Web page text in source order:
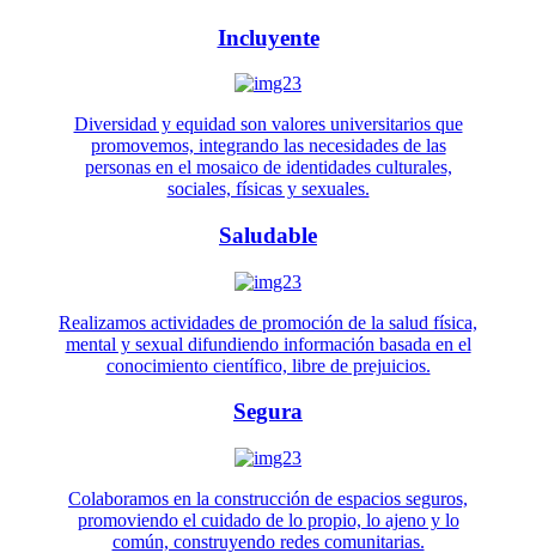
Incluyente
Diversidad y equidad son valores universitarios que
promovemos, integrando las necesidades de las
personas en el mosaico de identidades culturales,
sociales, físicas y sexuales.
Saludable
Realizamos actividades de promoción de la salud física,
mental y sexual difundiendo información basada en el
conocimiento científico, libre de prejuicios.
Segura
Colaboramos en la construcción de espacios seguros,
promoviendo el cuidado de lo propio, lo ajeno y lo
común, construyendo redes comunitarias.